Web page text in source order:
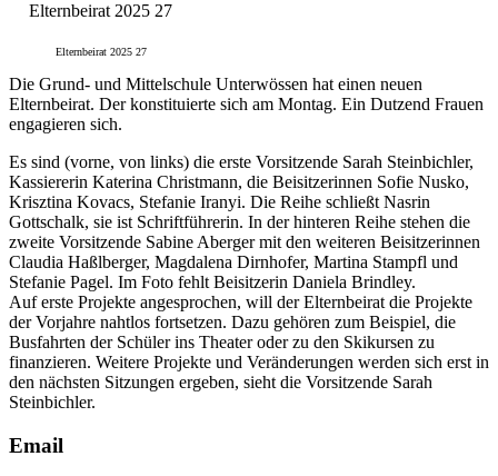
Elternbeirat 2025 27
Elternbeirat 2025 27
Die Grund- und Mittelschule Unterwössen hat einen neuen
Elternbeirat. Der konstituierte sich am Montag. Ein Dutzend Frauen
engagieren sich.
Es sind (vorne, von links) die erste Vorsitzende Sarah Steinbichler,
Kassiererin Katerina Christmann, die Beisitzerinnen Sofie Nusko,
Krisztina Kovacs, Stefanie Iranyi. Die Reihe schließt Nasrin
Gottschalk, sie ist Schriftführerin. In der hinteren Reihe stehen die
zweite Vorsitzende Sabine Aberger mit den weiteren Beisitzerinnen
Claudia Haßlberger, Magdalena Dirnhofer, Martina Stampfl und
Stefanie Pagel. Im Foto fehlt Beisitzerin Daniela Brindley.
Auf erste Projekte angesprochen, will der Elternbeirat die Projekte
der Vorjahre nahtlos fortsetzen. Dazu gehören zum Beispiel, die
Busfahrten der Schüler ins Theater oder zu den Skikursen zu
finanzieren. Weitere Projekte und Veränderungen werden sich erst in
den nächsten Sitzungen ergeben, sieht die Vorsitzende Sarah
Steinbichler.
Email